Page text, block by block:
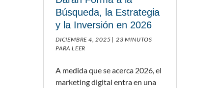
Búsqueda, la Estrategia
y la Inversión en 2026
DICIEMBRE 4, 2025 | 23 MINUTOS
PARA LEER
A medida que se acerca 2026, el
marketing digital entra en una